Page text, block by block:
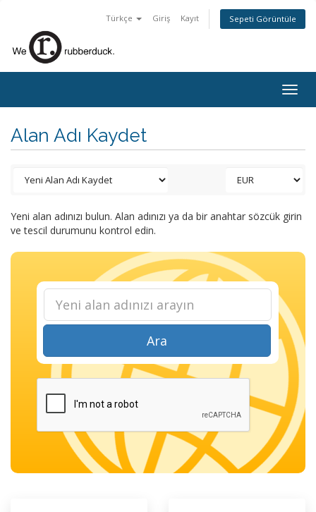
Türkçe Giriş Kayıt Sepeti Görüntüle
Alan Adı Kaydet
Yeni alan adınızı bulun. Alan adınızı ya da bir anahtar sözcük girin
ve tescil durumunu kontrol edin.
Ara